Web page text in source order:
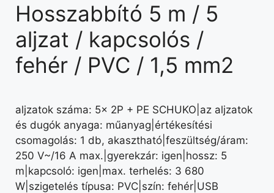
Hosszabbító 5 m / 5
aljzat / kapcsolós /
fehér / PVC / 1,5 mm2
aljzatok száma: 5× 2P + PE SCHUKO|az aljzatok
és dugók anyaga: műanyag|értékesítési
csomagolás: 1 db, akasztható|feszültség/áram:
250 V~/16 A max.|gyerekzár: igen|hossz: 5
m|kapcsoló: igen|max. terhelés: 3 680
W|szigetelés típusa: PVC|szín: fehér|USB